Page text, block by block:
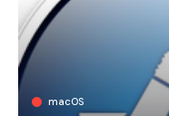
macOS